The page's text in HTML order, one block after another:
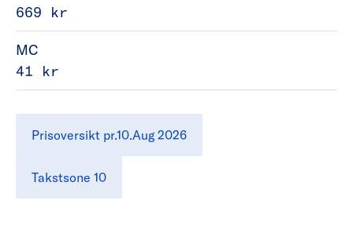
669 kr
MC
41 kr
Prisoversikt pr.10.Aug 2026
Takstsone 10